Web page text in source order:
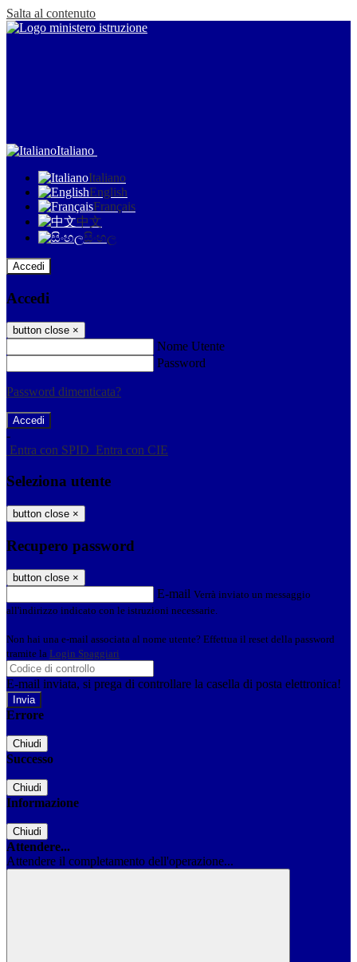
Salta al contenuto
Italiano
Italiano
English
Français
中文
සිංහල
Accedi
Accedi
button close ×
Nome Utente
Password
Password dimenticata?
-
Entra con SPID Entra con CIE
Seleziona utente
button close ×
Recupero password
button close ×
E-mail Verrà inviato un messaggio
all'indirizzo indicato con le istruzioni necessarie.
Non hai una e-mail associata al nome utente? Effettua il reset della password
tramite la Login Spaggiari
E-mail inviata, si prega di controllare la casella di posta elettronica!
Errore
Chiudi
Successo
Chiudi
Informazione
Chiudi
Attendere...
Attendere il completamento dell'operazione...